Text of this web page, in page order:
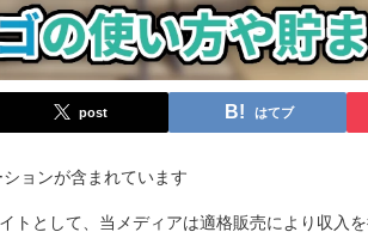
post はてブ
ョンが含まれています
トとして、当メディアは適格販売により収入を